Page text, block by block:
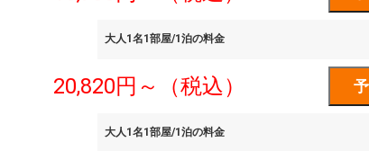
大人1名1部屋/1泊の料金
20,820円～（税込）
大人1名1部屋/1泊の料金